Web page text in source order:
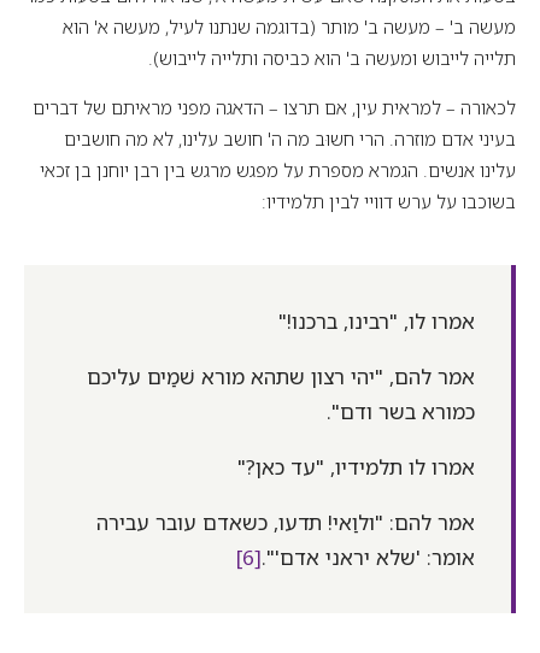
מעשה ב' – מעשה ב' מותר (בדוגמה שנתנו לעיל, מעשה א' הוא
תלייה לייבוש ומעשה ב' הוא כביסה ותלייה לייבוש).
לכאורה – למראית עין, אם תרצו – הדאגה מפני מראיתם של דברים
בעיני אדם מוזרה. הרי חשוּב מה ה' חושב עלינו, לא מה חושבים
עלינו אנשים. הגמרא מספרת על מפגש מרגש בין רבן יוחנן בן זכאי
בשוכבו על ערש דוויי לבין תלמידיו:
אמרו לו, "רבינו, ברכנו!"
אמר להם, "יהי רצון שתהא מורא שׁמַים עליכם
כמורא בשר ודם".
אמרו לו תלמידיו, "עד כאן?"
אמר להם: "ולוַאי! תדעו, כשאדם עובר עבירה
אומר: 'שלא יראני אדם'".[6]